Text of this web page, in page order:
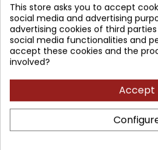
MIKROBIOLOGIA -
This store asks you to accept
social media and advertising
advertising cookies of third
social media functionalities and
accept these cookies and the
involved?
Accept